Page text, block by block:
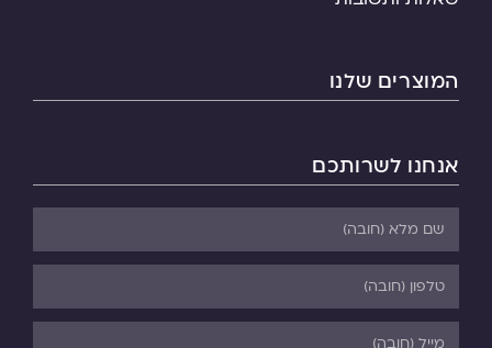
המוצרים שלנו
אנחנו לשרותכם